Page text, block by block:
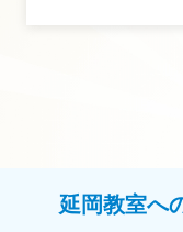
延岡教室へ